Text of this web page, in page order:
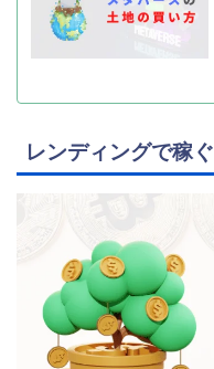
レンディングで稼ぐ